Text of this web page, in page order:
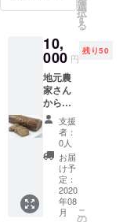
使用が
難しい
発送に
てご対
応致し
ます。
オープ
ン後、
８月の
後半に
なる予
定で
す。 ※
写真は
イメー
ジです
選
択
す
る
10,
000 円
残り50
地元農
家さん
から直
接仕入
れたい
ぶり
がっこ
を１本
お送り
いたし
ます！
本場の
支援
者：
0人
お届
け予
定：
2020
年08
月
こ
の